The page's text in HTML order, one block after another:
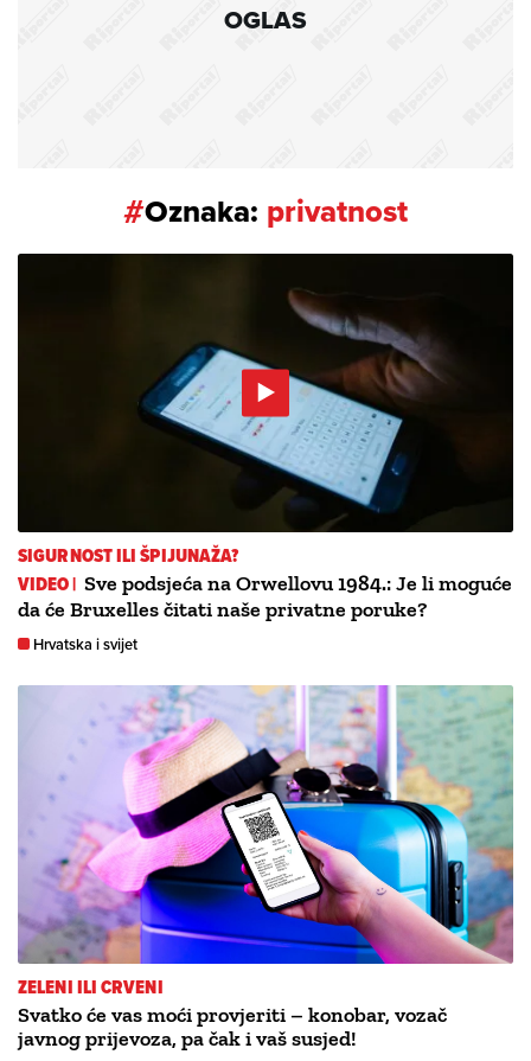
OGLAS
#Oznaka: privatnost
SIGURNOST ILI ŠPIJUNAŽA?
VIDEO | Sve podsjeća na Orwellovu 1984.: Je li moguće
da će Bruxelles čitati naše privatne poruke?
Hrvatska i svijet
ZELENI ILI CRVENI
Svatko će vas moći provjeriti – konobar, vozač
javnog prijevoza, pa čak i vaš susjed!